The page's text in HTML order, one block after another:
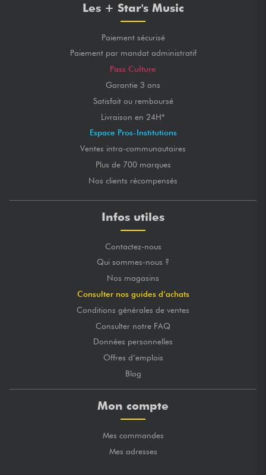
Les + Star's Music
Paiement sécurisé
Paiement par mandat administratif
Pass Culture
Garantie 3 ans
Satisfait ou remboursé
Livraison en 24H*
Espace Pros-Institutions
Ventes intra-communautaires
Plus de 700 marques
Nos clients récompensés
Infos utiles
Contactez-nous
Qui sommes-nous ?
Nos magasins
Consulter nos guides d’achats
Conditions générales de ventes
Consulter notre FAQ
Données personnelles
Offres d’emplois
Blog
Mon compte
Mes commandes
Mes adresses